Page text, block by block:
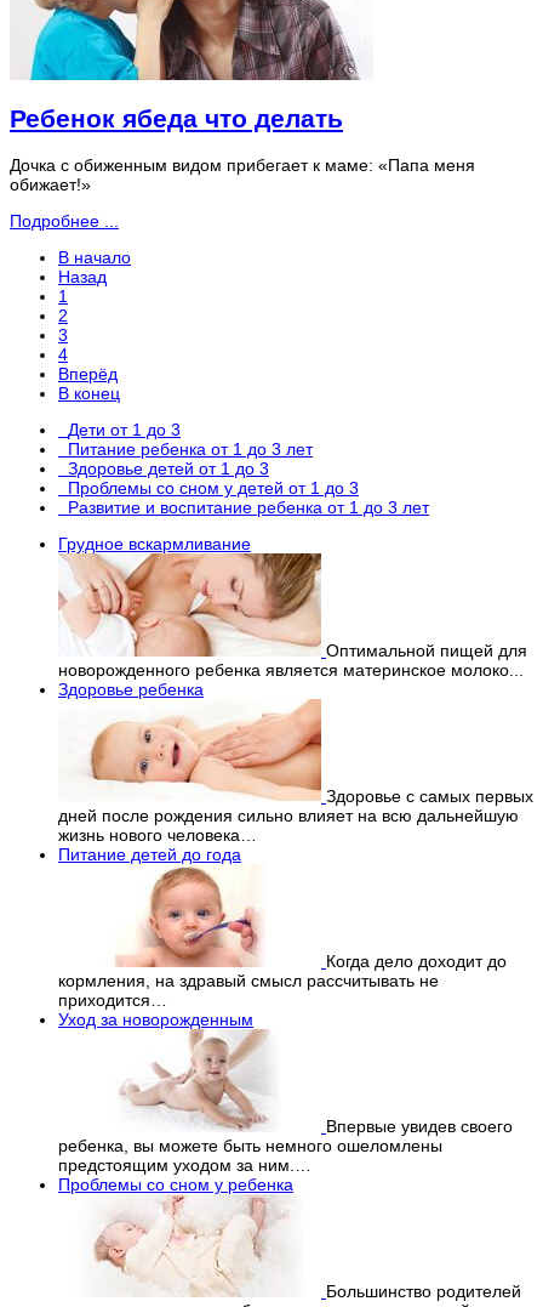
Ребенок ябеда что делать
Дочка с обиженным видом прибегает к маме: «Папа меня
обижает!»
Подробнее ...
В начало
Назад
1
2
3
4
Вперёд
В конец
Дети от 1 до 3
Питание ребенка от 1 до 3 лет
Здоровье детей от 1 до 3
Проблемы со сном у детей от 1 до 3
Развитие и воспитание ребенка от 1 до 3 лет
Грудное вскармливание
Оптимальной пищей для
новорожденного ребенка является материнское молоко...
Здоровье ребенка
Здоровье с самых первых
дней после рождения сильно влияет на всю дальнейшую
жизнь нового человека…
Питание детей до года
Когда дело доходит до
кормления, на здравый смысл рассчитывать не
приходится…
Уход за новорожденным
Впервые увидев своего
ребенка, вы можете быть немного ошеломлены
предстоящим уходом за ним.…
Проблемы со сном у ребенка
Большинство родителей